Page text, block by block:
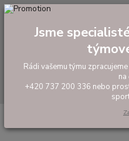
tel: +420 737 200 336
Akční sady dresů
POTISK
Jsme
Rádi vašemu týmu
+420 737 200 336 nebo